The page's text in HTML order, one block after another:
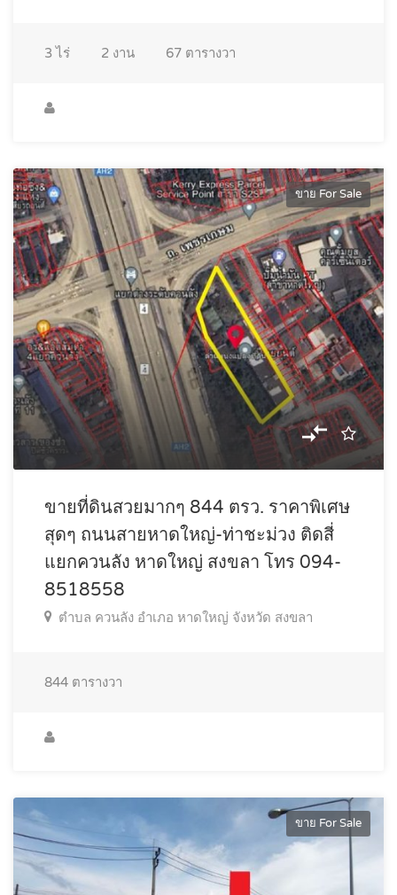
3ไร่ 2 งาน 67 ตารางวา
ขาย For Sale
ขายที่ดินสวยมากๆ 844 ตรว. ราคาพิเศษ
สุดๆ ถนนสายหาดใหญ่-ท่าชะม่วง ติดสี่
แยกควนลัง หาดใหญ่ สงขลา โทร 094-
8518558
ตำบล ควนลัง อำเภอ หาดใหญ่ จังหวัด สงขลา
844 ตารางวา
ขาย For Sale